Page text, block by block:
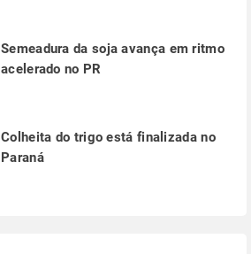
Semeadura da soja avança em ritmo
acelerado no PR
Colheita do trigo está finalizada no
Paraná